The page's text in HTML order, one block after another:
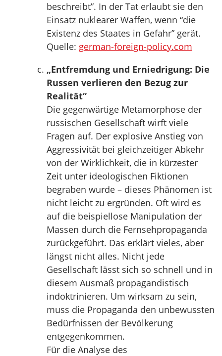
beschreibt”. In der Tat erlaubt sie den
Einsatz nuklearer Waffen, wenn “die
Existenz des Staates in Gefahr” gerät.
Quelle: german-foreign-policy.com
„Entfremdung und Erniedrigung: Die
Russen verlieren den Bezug zur
Realität“
Die gegenwärtige Metamorphose der
russischen Gesellschaft wirft viele
Fragen auf. Der explosive Anstieg von
Aggressivität bei gleichzeitiger Abkehr
von der Wirklichkeit, die in kürzester
Zeit unter ideologischen Fiktionen
begraben wurde – dieses Phänomen ist
nicht leicht zu ergründen. Oft wird es
auf die beispiellose Manipulation der
Massen durch die Fernsehpropaganda
zurückgeführt. Das erklärt vieles, aber
längst nicht alles. Nicht jede
Gesellschaft lässt sich so schnell und in
diesem Ausmaß propagandistisch
indoktrinieren. Um wirksam zu sein,
muss die Propaganda den unbewussten
Bedürfnissen der Bevölkerung
entgegenkommen.
Für die Analyse des